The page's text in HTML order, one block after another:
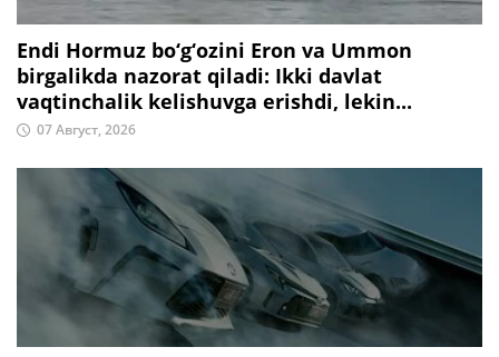
Endi Hormuz bo‘g‘ozini Eron va Ummon
birgalikda nazorat qiladi: Ikki davlat
vaqtinchalik kelishuvga erishdi, lekin...
07 Август, 2026